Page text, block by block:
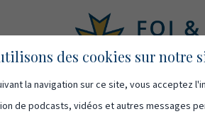
Vidéos Qui sommes-nous
des cookies sur notre
la navigation sur ce site, vous acceptez
de podcasts, vidéos et autres messages